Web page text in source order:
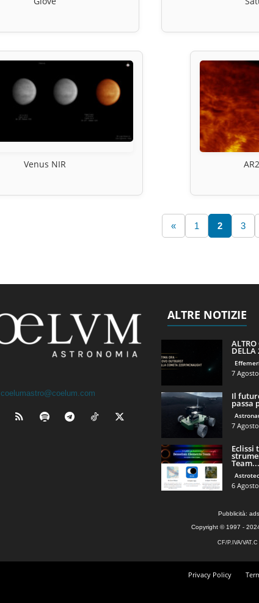
Venus NIR
« 1 2 3
coelumastro@coelum.com
ALTRE NOTIZIE
ALTRO
DELLA
7
Il
passa
7
Eclissi
Team...
6
Pubblicità:
Copyright © 1997 -
CF/P.IVA/
Privacy Policy